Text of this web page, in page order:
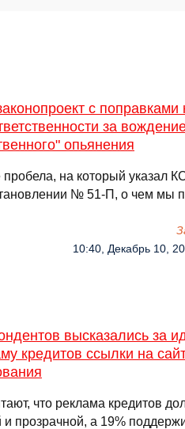
с поправками
за
опьянения
пробела, на который указал
№ 51-П, о чем мы
10:40, Декабрь 10,
высказались за
кредитов ссылки на
что реклама кредитов
и прозрачной, а 19%